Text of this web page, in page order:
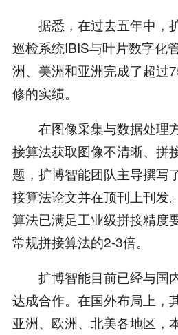
据悉，在过去五年中，
巡检系统IBIS与叶片数字化
洲、美洲和亚洲完成了超过
修的实绩。
在图像采集与数据处理
接算法获取图像不清晰、拼
题，扩博智能团队主导撰写
接算法论文并在顶刊上刊发
算法已满足工业级拼接精度
常规拼接算法的2-3倍。
扩博智能目前已经与国
达成合作。在国外布局上，
亚洲、欧洲、北美各地区，